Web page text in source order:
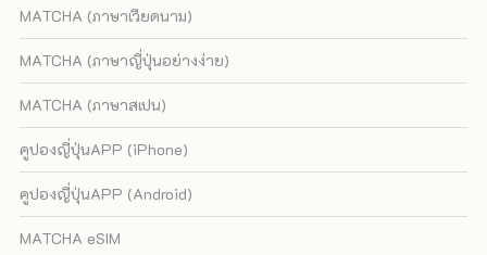
MATCHA (ภาษาเวียดนาม)
MATCHA (ภาษาญี่ปุ่นอย่างง่าย)
MATCHA (ภาษาสเปน)
คูปองญี่ปุ่นAPP (iPhone)
คูปองญี่ปุ่นAPP (Android)
MATCHA eSIM